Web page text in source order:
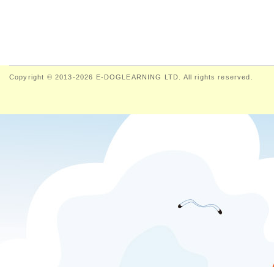
Copyright © 2013-2026 E-DOGLEARNING LTD. All rights reserved.